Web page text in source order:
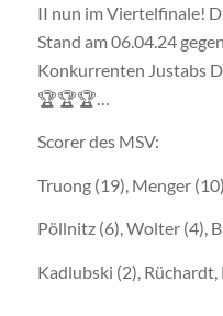
II nun im Viertelfinale!
Stand am 06.04.24
Konkurrenten Justabs
🏆🏆🏆…
Scorer des MSV:
Truong (19), Menger
Pöllnitz (6), Wolter (4),
Kadlubski (2),